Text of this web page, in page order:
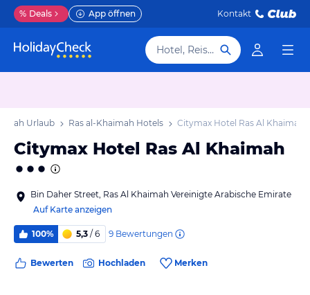
% Deals App öffnen Kontakt
Hotel, Reiseziel
Urlaub Ras al-Khaimah Hotels Citymax Hotel Ras Al Khaimah
Citymax Hotel Ras Al Khaimah
Bin Daher Street, Ras Al Khaimah Vereinigte Arabische Emirate
Auf Karte anzeigen
100% 5,3 / 6 9 Bewertungen
Bewerten Hochladen Merken